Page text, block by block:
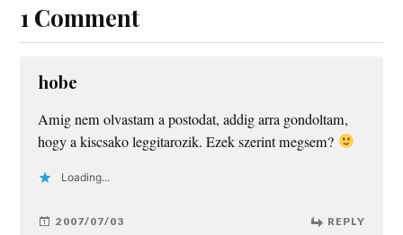
1 Comment
hobe
Amig nem olvastam a postodat, addig arra gondoltam,
hogy a kiscsako leggitarozik. Ezek szerint megsem?
Loading...
2007/07/03 REPLY